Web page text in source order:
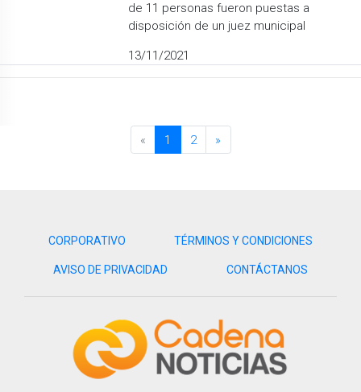
de 11 personas fueron puestas a
disposición de un juez municipal
13/11/2021
« 1 2 »
CORPORATIVO TÉRMINOS Y CONDICIONES
AVISO DE PRIVACIDAD CONTÁCTANOS